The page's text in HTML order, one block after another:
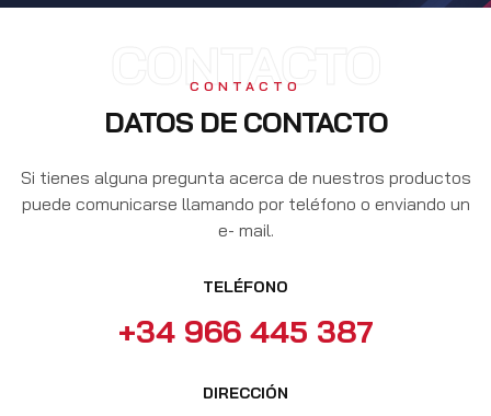
CONTACTO
CONTACTO
DATOS DE CONTACTO
Si tienes alguna pregunta acerca de nuestros productos
puede comunicarse llamando por teléfono o enviando un
e- mail.
TELÉFONO
+34 966 445 387
DIRECCIÓN